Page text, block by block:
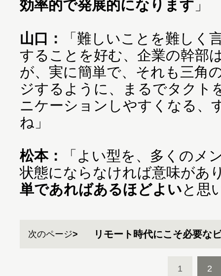
効率的で発展的になります 」
山口：
「難しいことを難しく
することを好む、企業の幹部
が、実に簡単で、それも三角
ジするように、まるでタクト
ニケーションしやすくなる、
ね」
松本：
「よい型を、多くのメ
状態にならなければ意味があ
単であればあるほどよいと思
次のページ リモート時代にこそ必要な
1 2